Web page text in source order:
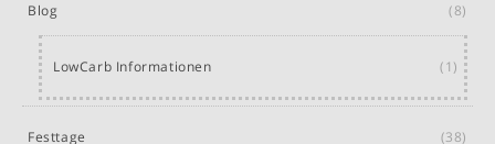
Blog (8)
LowCarb Informationen (1)
Festtage (38)